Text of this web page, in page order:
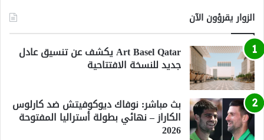
الزوار يقرؤون الآن
Art Basel Qatar يكشف عن تنسيق عادل
جديد للنسخة الافتتاحية
بث مباشر: نوفاك ديوكوفيتش ضد كارلوس
الكاراز – نهائي بطولة أستراليا المفتوحة
2026